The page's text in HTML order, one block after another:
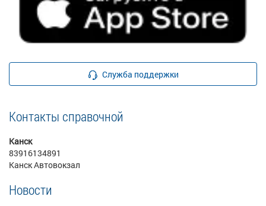
Служба поддержки
Контакты справочной
Канск
83916134891
Канск Автовокзал
Новости